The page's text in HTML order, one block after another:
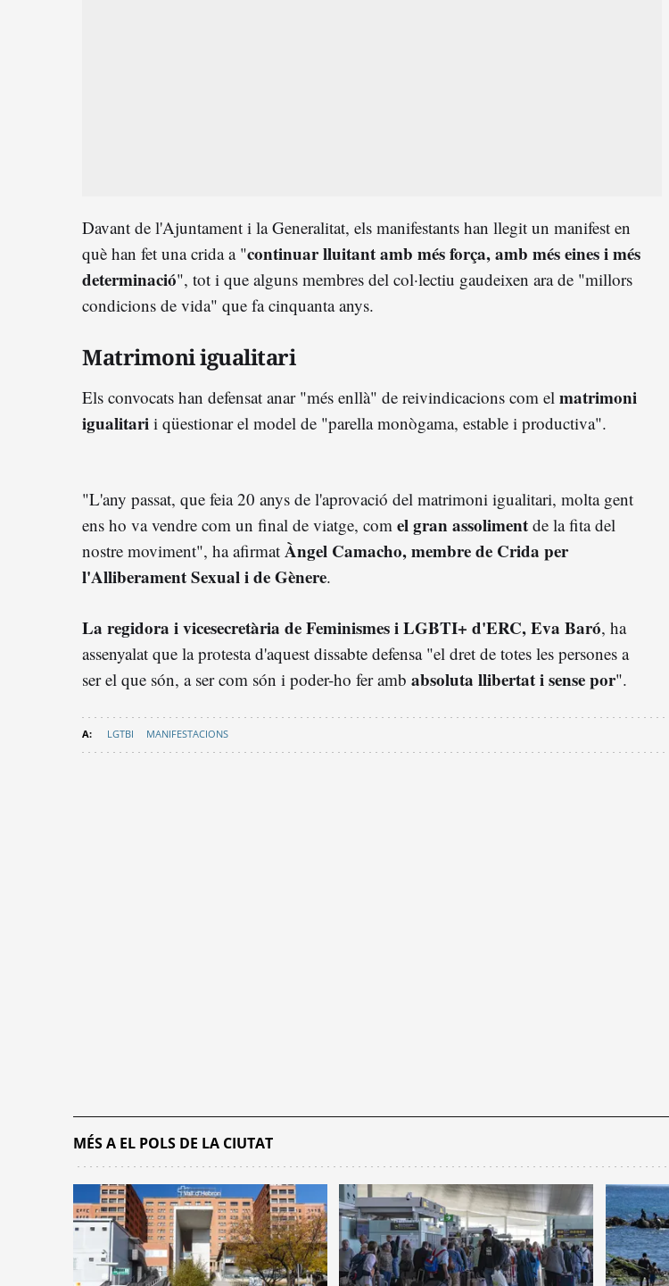
Davant de l'Ajuntament i la Generalitat, els manifestants han llegit un manifest en
què han fet una crida a "continuar lluitant amb més força, amb més eines i més
determinació", tot i que alguns membres del col·lectiu gaudeixen ara de "millors
condicions de vida" que fa cinquanta anys.
Matrimoni igualitari
Els convocats han defensat anar "més enllà" de reivindicacions com el matrimoni
igualitari i qüestionar el model de "parella monògama, estable i productiva".
"L'any passat, que feia 20 anys de l'aprovació del matrimoni igualitari, molta gent
ens ho va vendre com un final de viatge, com elgran assoliment de la fita del
nostre moviment", ha afirmat Àngel Camacho, membrede Crida per
l'Alliberament Sexual i de Gènere.
La regidora i vicesecretària de Feminismes i LGBTI+ d'ERC, Eva Baró, ha
assenyalat que la protesta d'aquest dissabte defensa "el dret de totes les persones a
ser el que són, a ser com són i poder-ho fer amb absoluta llibertati sense por".
LGTBI MANIFESTACIONS
MÉS A EL POLS DE LA CIUTAT